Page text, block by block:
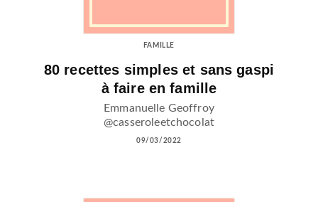
FAMILLE
80 recettes simples et sans gaspi
à faire en famille
Emmanuelle Geoffroy
@casseroleetchocolat
09/03/2022